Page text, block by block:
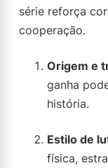
série reforça
cooperação.
Origem e
ganha
história.
Estilo de
física,